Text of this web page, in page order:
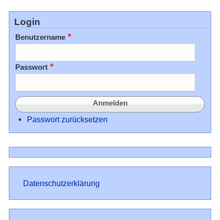
Login
Benutzername
Passwort
Passwort zurücksetzen
Datenschutz
Datenschutzerklärung